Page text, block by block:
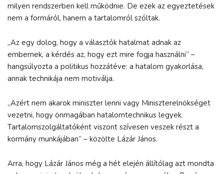
milyen rendszerben kell működnie. De ezek az egyeztetések
nem a formáról, hanem a tartalomról szóltak.
„Az egy dolog, hogy a választók hatalmat adnak az
embernek, a kérdés az, hogy ezt mire fogja használni” –
hangsúlyozta a politikus hozzátéve: a hatalom gyakorlása,
annak technikája nem motiválja.
„Azért nem akarok miniszter lenni vagy Miniszterelnökséget
vezetni, hogy önmagában hatalomtechnikus legyek.
Tartalomszolgáltatóként viszont szívesen veszek részt a
kormány munkájában” – közölte Lázár János.
Arra, hogy Lázár János még a hét elején állítólag azt mondta